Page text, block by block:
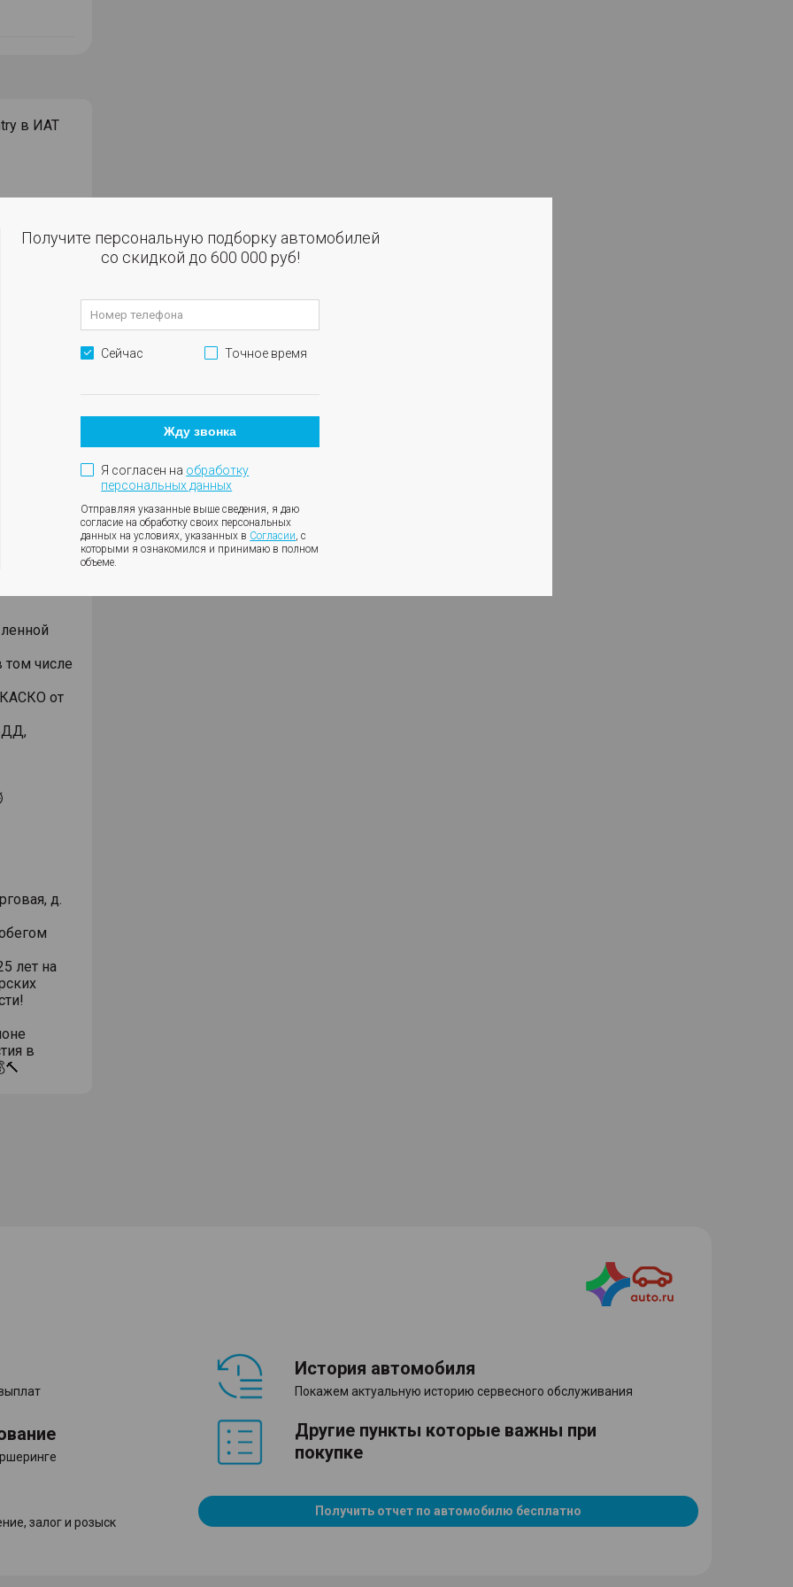
в ИАТ
год.
и
в
за
2-х
числе
от
д.
лет на
в
залог и розыск
История автомобиля
Покажем актуальную историю сервесного обслуживания
Другие пункты которые важны при
покупке
Получить отчет по автомобилю бесплатно
Получите персональную подборку автомобилей
со скидкой до 600 000 руб!
Сейчас Точное время
Жду звонка
Я согласен на обработку
персональных данных
Отправляя указанные выше сведения, я даю
согласие на обработку своих персональных
данных на условиях, указанных в Согласии, с
которыми я ознакомился и принимаю в полном
объеме.